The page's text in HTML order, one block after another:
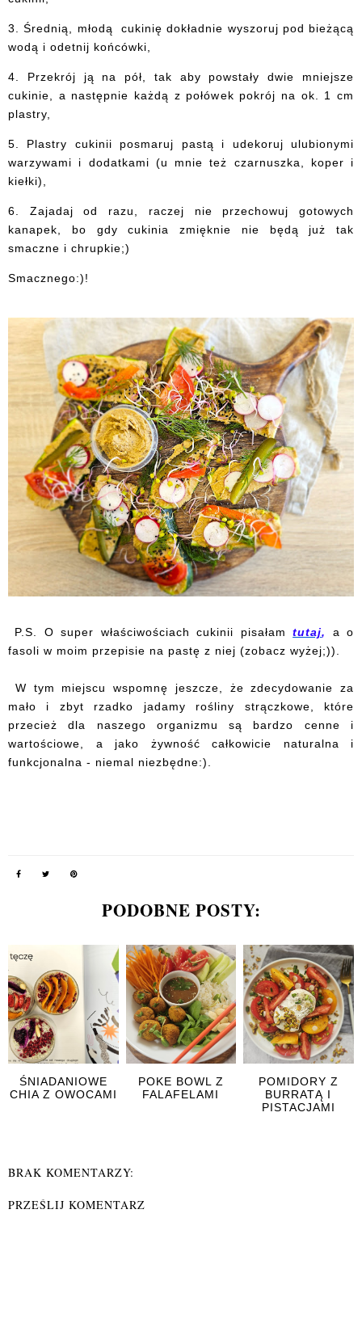
3. Średnią, młodą cukinię dokładnie wyszoruj pod bieżącą
wodą i odetnij końcówki,
4. Przekrój ją na pół, tak aby powstały dwie mniejsze
cukinie, a następnie każdą z połówek pokrój na ok. 1 cm
plastry,
5. Plastry cukinii posmaruj pastą i udekoruj ulubionymi
warzywami i dodatkami (u mnie też czarnuszka, koper i
kiełki),
6. Zajadaj od razu, raczej nie przechowuj gotowych
kanapek, bo gdy cukinia zmięknie nie będą już tak
smaczne i chrupkie;)
Smacznego:)!
P.S. O super właściwościach cukinii pisałamtutaj, a o
fasoli w moim przepisie na pastę z niej (zobacz wyżej;)).
W tym miejscu wspomnę jeszcze, że zdecydowanie za
mało i zbyt rzadko jadamy rośliny strączkowe, które
przecież dla naszego organizmu są bardzo cenne i
wartościowe, a jako żywność całkowicie naturalna i
funkcjonalna - niemal niezbędne:).
PODOBNE POSTY:
ŚNIADANIOWE
CHIA Z OWOCAMI
POKE BOWL Z
FALAFELAMI
POMIDORY Z
BURRATĄ I
PISTACJAMI
BRAK KOMENTARZY:
PRZEŚLIJ KOMENTARZ